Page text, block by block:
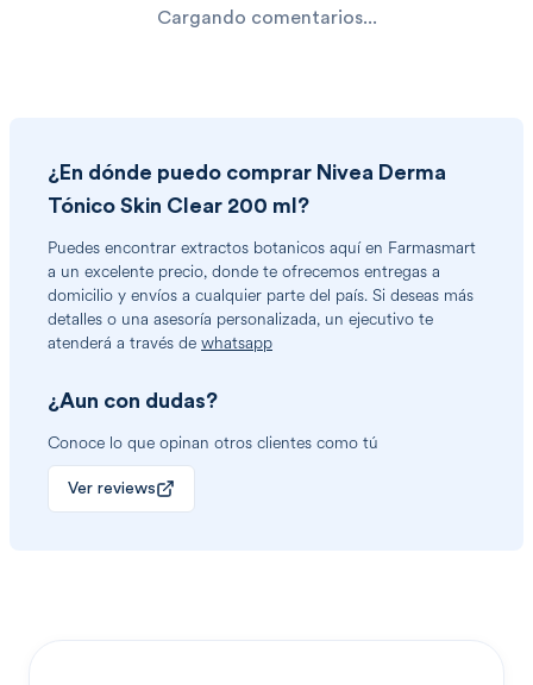
Cargando comentarios...
¿En dónde puedo comprar Nivea Derma
Tónico Skin Clear 200 ml ?
Puedes encontrar extractos botanicos aquí en Farmasmart
a un excelente precio, donde te ofrecemos entregas a
domicilio y envíos a cualquier parte del país. Si deseas más
detalles o una asesoría personalizada, un ejecutivo te
atenderá a través de whatsapp
¿Aun con dudas?
Conoce lo que opinan otros clientes como tú
Ver reviews